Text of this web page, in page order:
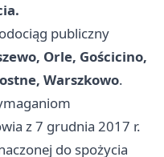
publiczny
Orle, Gościcino,
Warszkowo.
z 7 grudnia 2017 r.
do spożycia